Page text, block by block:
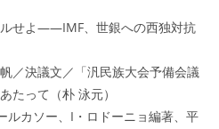
ルせよ――IMF、世銀への西独対抗
／決議文／「汎民族大会予備会議
たって（朴 泳元）
ルカソー、I・ロドーニョ編著、平